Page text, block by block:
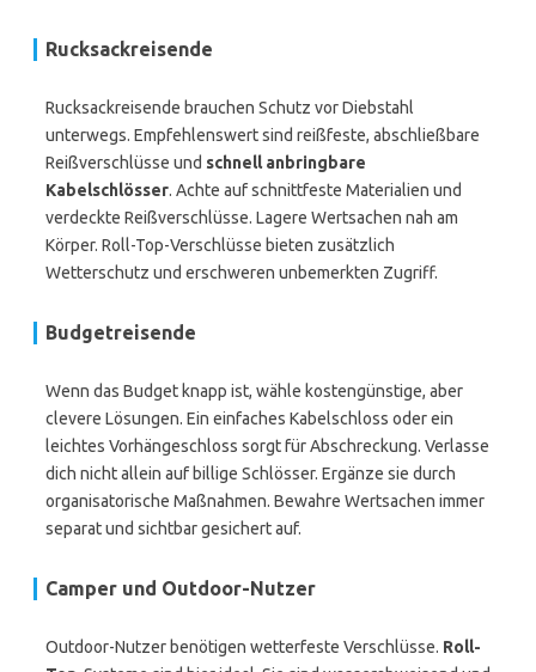
Rucksackreisende
Rucksackreisende brauchen Schutz vor Diebstahl
unterwegs. Empfehlenswert sind reißfeste, abschließbare
Reißverschlüsse und schnell anbringbare
Kabelschlösser. Achte auf schnittfeste Materialien und
verdeckte Reißverschlüsse. Lagere Wertsachen nah am
Körper. Roll-Top-Verschlüsse bieten zusätzlich
Wetterschutz und erschweren unbemerkten Zugriff.
Budgetreisende
Wenn das Budget knapp ist, wähle kostengünstige, aber
clevere Lösungen. Ein einfaches Kabelschloss oder ein
leichtes Vorhängeschloss sorgt für Abschreckung. Verlasse
dich nicht allein auf billige Schlösser. Ergänze sie durch
organisatorische Maßnahmen. Bewahre Wertsachen immer
separat und sichtbar gesichert auf.
Camper und Outdoor-Nutzer
Outdoor-Nutzer benötigen wetterfeste Verschlüsse. Roll-